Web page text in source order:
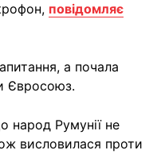
повідомляє
а почала
Євросоюз.
народ Румунії не
висловилася проти